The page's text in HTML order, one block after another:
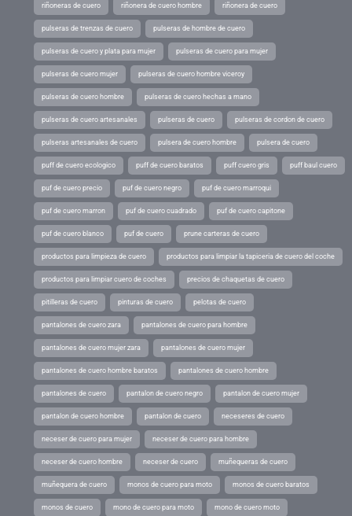
riñoneras de cuero riñonera de cuero hombre riñonera de cuero
pulseras de trenzas de cuero pulseras de hombre de cuero
pulseras de cuero y plata para mujer pulseras de cuero para mujer
pulseras de cuero mujer pulseras de cuero hombre viceroy
pulseras de cuero hombre pulseras de cuero hechas a mano
pulseras de cuero artesanales pulseras de cuero pulseras de cordon de cuero
pulseras artesanales de cuero pulsera de cuero hombre pulsera de cuero
puff de cuero ecologico puff de cuero baratos puff cuero gris puff baul cuero
puf de cuero precio puf de cuero negro puf de cuero marroqui
puf de cuero marron puf de cuero cuadrado puf de cuero capitone
puf de cuero blanco puf de cuero prune carteras de cuero
productos para limpieza de cuero productos para limpiar la tapiceria de cuero del coche
productos para limpiar cuero de coches precios de chaquetas de cuero
pitilleras de cuero pinturas de cuero pelotas de cuero
pantalones de cuero zara pantalones de cuero para hombre
pantalones de cuero mujer zara pantalones de cuero mujer
pantalones de cuero hombre baratos pantalones de cuero hombre
pantalones de cuero pantalon de cuero negro pantalon de cuero mujer
pantalon de cuero hombre pantalon de cuero neceseres de cuero
neceser de cuero para mujer neceser de cuero para hombre
neceser de cuero hombre neceser de cuero muñequeras de cuero
muñequera de cuero monos de cuero para moto monos de cuero baratos
monos de cuero mono de cuero para moto mono de cuero moto